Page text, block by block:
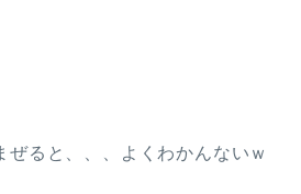
ぜると、、、よくわかんないｗ